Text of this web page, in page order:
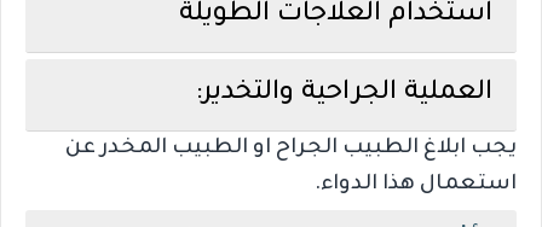
استخدام العلاجات الطويلة
العملية الجراحية والتخدير:
يجب ابلاغ الطبيب الجراح او الطبيب المخدر عن
استعمال هذا الدواء.